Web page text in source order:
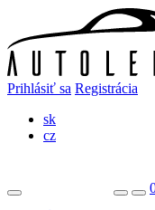
Prihlásiť sa Registrácia
sk
cz